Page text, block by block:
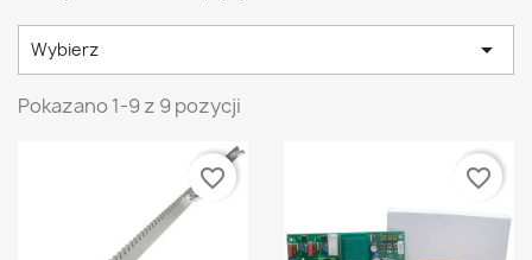
Wybierz 
Pokazano 1-9 z 9 pozycji
favorite_border favorite_border